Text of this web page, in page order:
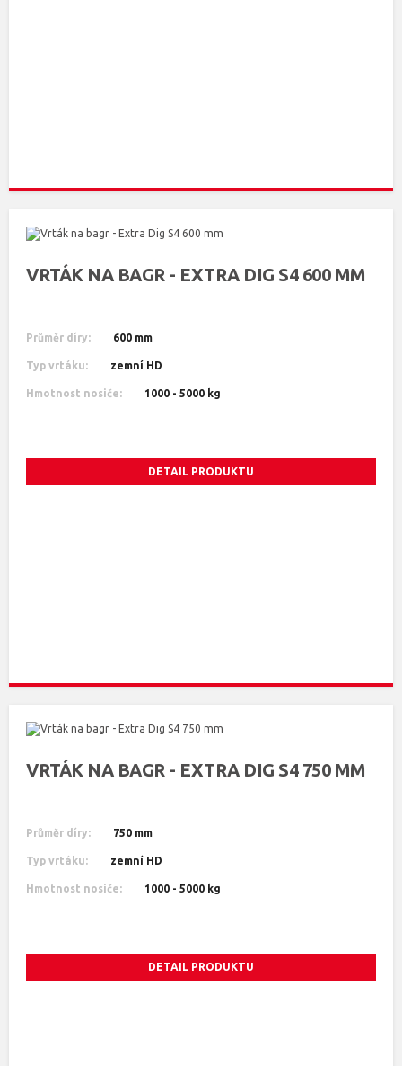
VRTÁK NA BAGR - EXTRA DIG S4 600 MM
Průměr díry: 600 mm
Typ vrtáku: zemní HD
Hmotnost nosiče: 1000 - 5000 kg
DETAIL PRODUKTU
VRTÁK NA BAGR - EXTRA DIG S4 750 MM
Průměr díry: 750 mm
Typ vrtáku: zemní HD
Hmotnost nosiče: 1000 - 5000 kg
DETAIL PRODUKTU